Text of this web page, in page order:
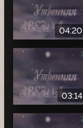
04:20
03:14